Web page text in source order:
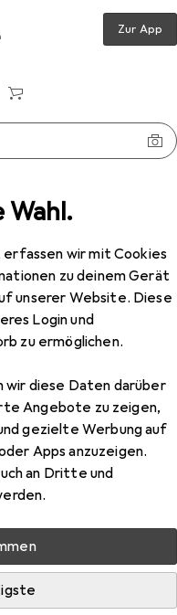
Wahl.
erfassen wir mit Cookies
zu deinem Gerät
unserer Website. Diese
Login und
zu ermöglichen.
wir diese Daten darüber
Angebote zu zeigen,
gezielte Werbung auf
Apps anzuzeigen.
an Dritte und
Zur App
PC-HC 3049
styler ProfiCare PC-
Hair
HC 3049
zum Produkt Profi-
aus der Kategorie